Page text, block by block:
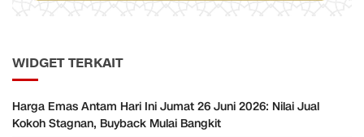
WIDGET TERKAIT
Harga Emas Antam Hari Ini Jumat 26 Juni 2026: Nilai Jual
Kokoh Stagnan, Buyback Mulai Bangkit